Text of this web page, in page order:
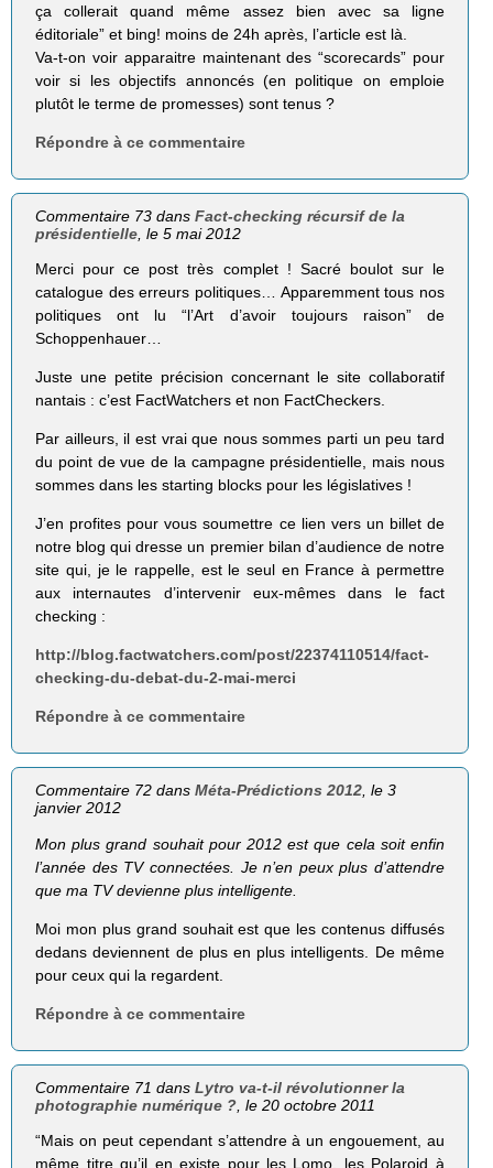
ça collerait quand même assez bien avec sa ligne
éditoriale” et bing! moins de 24h après, l’article est là.
Va-t-on voir apparaitre maintenant des “scorecards” pour
voir si les objectifs annoncés (en politique on emploie
plutôt le terme de promesses) sont tenus ?
Répondre à ce commentaire
Commentaire 73 dansFact-checking récursif de la
présidentielle , le 5 mai 2012
Merci pour ce post très complet ! Sacré boulot sur le
catalogue des erreurs politiques… Apparemment tous nos
politiques ont lu “l’Art d’avoir toujours raison” de
Schoppenhauer…
Juste une petite précision concernant le site collaboratif
nantais : c’est FactWatchers et non FactCheckers.
Par ailleurs, il est vrai que nous sommes parti un peu tard
du point de vue de la campagne présidentielle, mais nous
sommes dans les starting blocks pour les législatives !
J’en profites pour vous soumettre ce lien vers un billet de
notre blog qui dresse un premier bilan d’audience de notre
site qui, je le rappelle, est le seul en France à permettre
aux internautes d’intervenir eux-mêmes dans le fact
checking :
http://blog.factwatchers.com/post/22374110514/fact-
checking-du-debat-du-2-mai-merci
Répondre à ce commentaire
Commentaire 72 dansMéta-Prédictions 2012, le 3
janvier 2012
Mon plus grand souhait pour 2012 est que cela soit enfin
l’année des TV connectées. Je n’en peux plus d’attendre
que ma TV devienne plus intelligente.
Moi mon plus grand souhait est que les contenus diffusés
dedans deviennent de plus en plus intelligents. De même
pour ceux qui la regardent.
Répondre à ce commentaire
Commentaire 71 dansLytro va-t-il révolutionner la
photographie numérique ? , le 20 octobre 2011
“Mais on peut cependant s’attendre à un engouement, au
même titre qu’il en existe pour les Lomo, les Polaroid à